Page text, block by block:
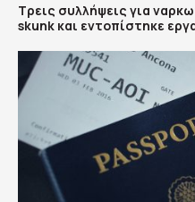
Τρεις συλλήψεις για
skunk και εντοπίστηκε